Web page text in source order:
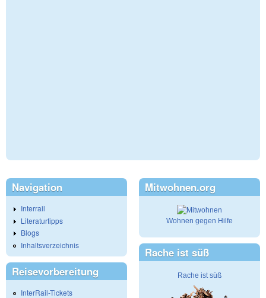
Navigation
Interrail
Literaturtipps
Blogs
Inhaltsverzeichnis
Reisevorbereitung
InterRail-Tickets
Mitwohnen.org
Wohnen gegen Hilfe
Rache ist süß
Rache ist süß